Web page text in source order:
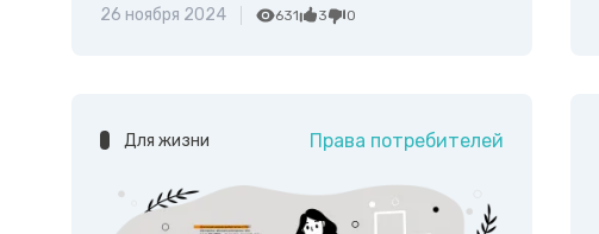
26 ноября 2024 631 3 0
Для жизни Права потребителей